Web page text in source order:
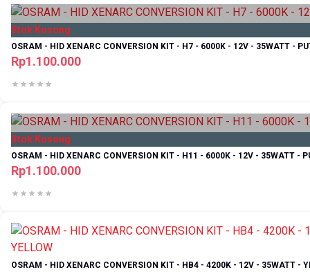
Stok Kosong
OSRAM - HID XENARC CONVERSION KIT - H7 - 6000K - 12V - 35WATT -
Rp1.100.000
Stok Kosong
OSRAM - HID XENARC CONVERSION KIT - H11 - 6000K - 12V - 35WATT -
Rp1.100.000
OSRAM - HID XENARC CONVERSION KIT - HB4 - 4200K - 12V - 35WATT -